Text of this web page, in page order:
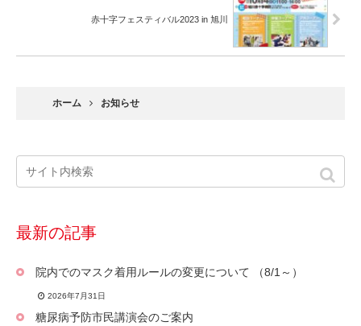
赤十字フェスティバル2023 in 旭川
ホーム お知らせ
最新の記事
院内でのマスク着用ルールの変更について （8/1～）
2026年7月31日
糖尿病予防市民講演会のご案内